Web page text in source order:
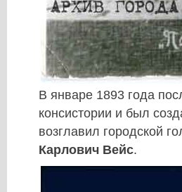
В январе 1893 года
консистории и был
возглавил городской
Карлович Вейс.